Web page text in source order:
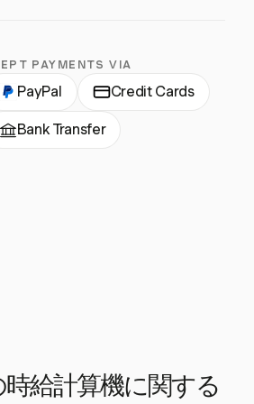
PAYMENTS VIA
PayPal Credit Cards
Bank Transfer
給計算機に関する